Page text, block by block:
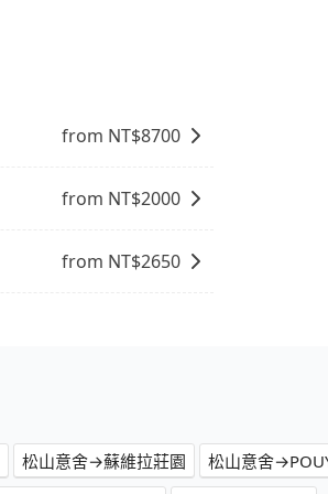
from NT$8700
from NT$2000
from NT$2650
松山意舍→蘇維拉莊園
松山意舍